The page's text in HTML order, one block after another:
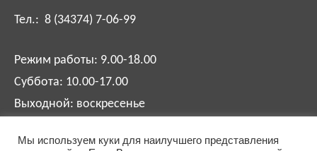
Тел.: 8 (34374) 7-06-99
Режим работы: 9.00-18.00
Суббота: 10.00-17.00
Выходной: воскресенье
biblsysert@mail.ru
Мы используем куки для наилучшего представления